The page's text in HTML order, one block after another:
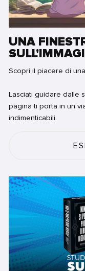
UNA
Scopri il piacere di
Lasciati guidare dalle
pagina ti porta in un
indimenticabili.